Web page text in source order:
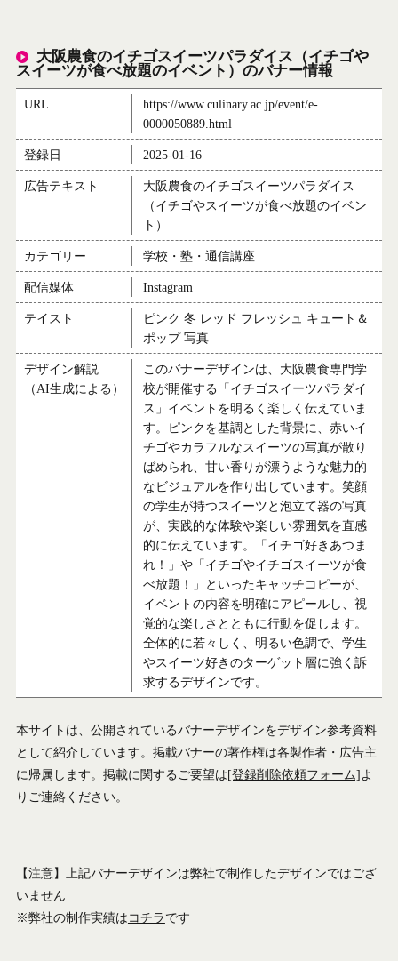
大阪農食のイチゴスイーツパラダイス（イチゴや
スイーツが食べ放題のイベント）のバナー情報
URL
https://www.culinary.ac.jp/event/e-
0000050889.html
登録日 2025-01-16
広告テキスト
大阪農食のイチゴスイーツパラダイス
（イチゴやスイーツが食べ放題のイベン
ト）
カテゴリー 学校・塾・通信講座
配信媒体 Instagram
テイスト
ピンク 冬 レッド フレッシュ キュート＆
ポップ 写真
デザイン解説
（AI生成による）
このバナーデザインは、大阪農食専門学
校が開催する「イチゴスイーツパラダイ
ス」イベントを明るく楽しく伝えていま
す。ピンクを基調とした背景に、赤いイ
チゴやカラフルなスイーツの写真が散り
ばめられ、甘い香りが漂うような魅力的
なビジュアルを作り出しています。笑顔
の学生が持つスイーツと泡立て器の写真
が、実践的な体験や楽しい雰囲気を直感
的に伝えています。「イチゴ好きあつま
れ！」や「イチゴやイチゴスイーツが食
べ放題！」といったキャッチコピーが、
イベントの内容を明確にアピールし、視
覚的な楽しさとともに行動を促します。
全体的に若々しく、明るい色調で、学生
やスイーツ好きのターゲット層に強く訴
求するデザインです。
本サイトは、公開されているバナーデザインをデザイン参考資料
として紹介しています。掲載バナーの著作権は各製作者・広告主
に帰属します。掲載に関するご要望は[登録削除依頼フォーム]よ
りご連絡ください。
【注意】上記バナーデザインは弊社で制作したデザインではござ
いません
※弊社の制作実績はコチラです